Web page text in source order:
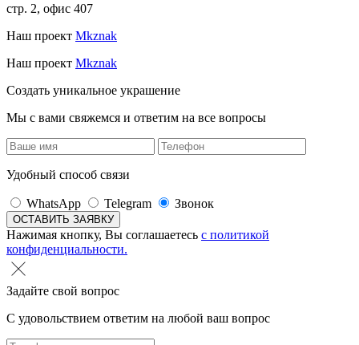
стр. 2, офис 407
Наш проект Mkznak
Наш проект Mkznak
Создать уникальное украшение
Мы с вами свяжемся и ответим на все вопросы
Удобный способ связи
WhatsApp Telegram Звонок
Нажимая кнопку, Вы соглашаетесь с политикой
конфиденциальности.
Задайте свой вопрос
С удовольствием ответим на любой ваш вопрос